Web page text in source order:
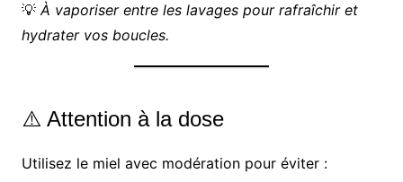
💡À vaporiser entre les lavages pour rafraîchir et
hydrater vos boucles.
⚠️ Attention à la dose
Utilisez le miel avec modération pour éviter :